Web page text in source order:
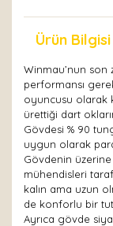
Ürün Bilgisi
Winmau’nun
performansı
oyuncusu olarak
ürettiği dart
Gövdesi % 90
uygun olarak
Gövdenin
mühendisleri
kalın ama uzun
de konforlu bir
Ayrıca gövde